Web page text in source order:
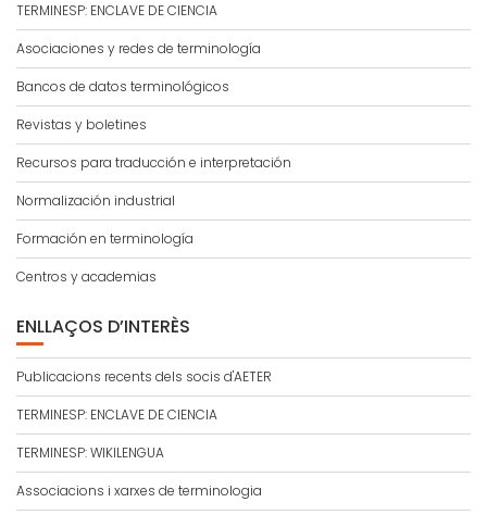
TERMINESP: ENCLAVE DE CIENCIA
Asociaciones y redes de terminología
Bancos de datos terminológicos
Revistas y boletines
Recursos para traducción e interpretación
Normalización industrial
Formación en terminología
Centros y academias
ENLLAÇOS D’INTERÈS
Publicacions recents dels socis d'AETER
TERMINESP: ENCLAVE DE CIENCIA
TERMINESP: WIKILENGUA
Associacions i xarxes de terminologia